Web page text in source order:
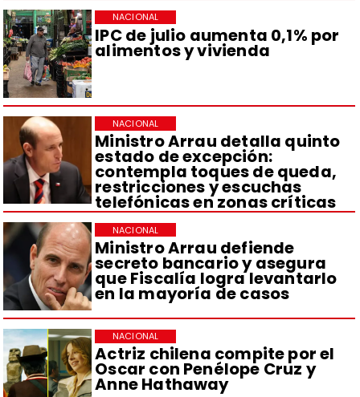
IPC de julio aumenta 0,1% por
alimentos y vivienda
NACIONAL
Ministro Arrau detalla quinto
estado de excepción:
contempla toques de queda,
restricciones y escuchas
telefónicas en zonas críticas
NACIONAL
Ministro Arrau defiende
secreto bancario y asegura
que Fiscalía logra levantarlo
en la mayoría de casos
NACIONAL
Actriz chilena compite por el
Oscar con Penélope Cruz y
Anne Hathaway
NACIONAL